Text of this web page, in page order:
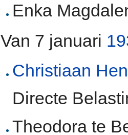
Enka
Van 7 januari
Christiaan
Directe
Theodora te